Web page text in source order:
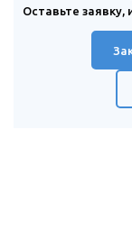
Оставьте